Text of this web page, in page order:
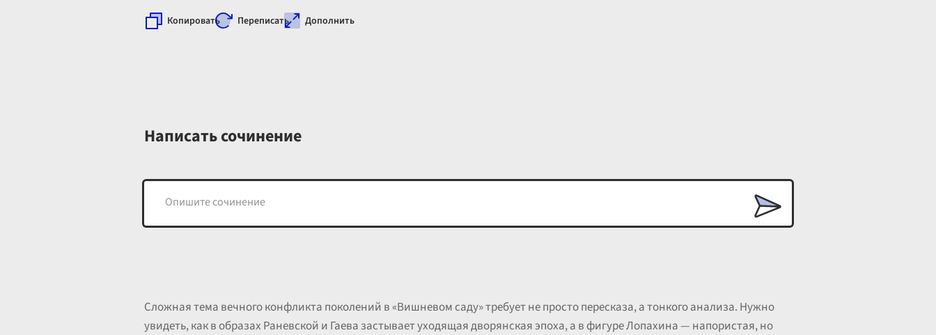
Копировать Переписать Дополнить
Написать сочинение
Сложная тема вечного конфликта поколений в «Вишневом саду» требует не просто пересказа, а тонкого анализа. Нужно
увидеть, как в образах Раневской и Гаева застывает уходящая дворянская эпоха, а в фигуре Лопахина — напористая, но